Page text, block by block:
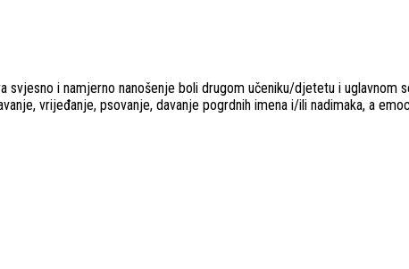
i namjerno nanošenje boli drugom učeniku/djetetu i uglavnom
vrijeđanje, psovanje, davanje pogrdnih imena i/ili nadimaka, a